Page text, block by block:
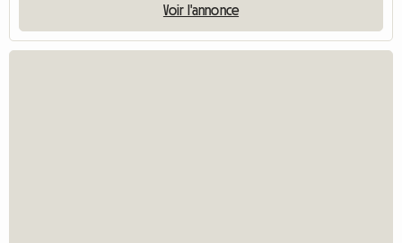
Voir l'annonce